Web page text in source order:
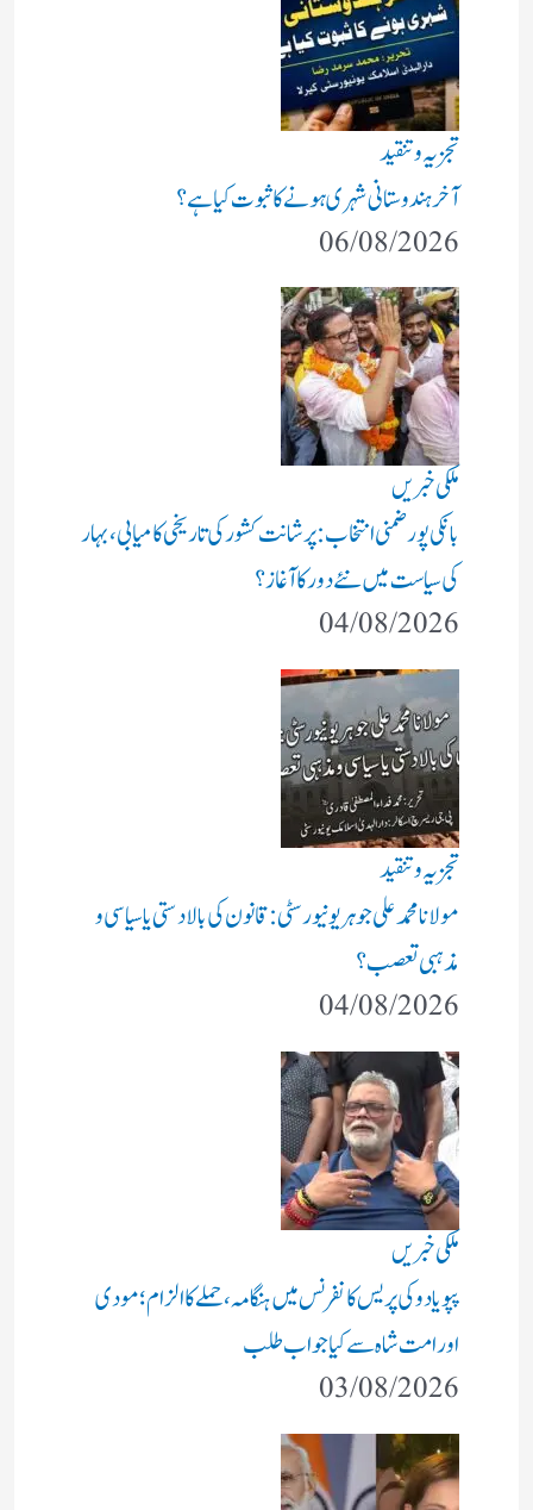
تجزیہ و تنقید
آخر ہندوستانی شہری ہونے کا ثبوت کیا ہے؟
06/08/2026
ملکی خبریں
بانکی پور ضمنی انتخاب: پرشانت کشور کی تاریخی کامیابی، بہار
کی سیاست میں نئے دور کا آغاز؟
04/08/2026
تجزیہ و تنقید
مولانا محمد علی جوہر یونیورسٹی: قانون کی بالادستی یا سیاسی و
مذہبی تعصب؟
04/08/2026
ملکی خبریں
پپو یادو کی پریس کانفرنس میں ہنگامہ، حملے کا الزام؛ مودی
اور امت شاہ سے کیا جواب طلب
03/08/2026